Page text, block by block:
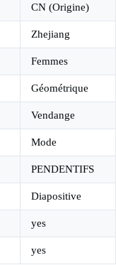
CN (Origine)
Zhejiang
Femmes
Géométrique
Vendange
Mode
PENDENTIFS
Diapositive
yes
yes